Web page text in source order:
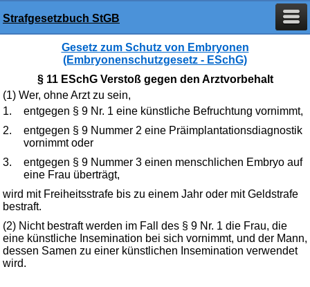
Strafgesetzbuch StGB
Gesetz zum Schutz von Embryonen
(Embryonenschutzgesetz - ESchG)
§ 11 ESchG Verstoß gegen den Arztvorbehalt
(1) Wer, ohne Arzt zu sein,
1.
entgegen § 9 Nr. 1 eine künstliche Befruchtung vornimmt,
2.
entgegen § 9 Nummer 2 eine Präimplantationsdiagnostik
vornimmt oder
3.
entgegen § 9 Nummer 3 einen menschlichen Embryo auf
eine Frau überträgt,
wird mit Freiheitsstrafe bis zu einem Jahr oder mit Geldstrafe
bestraft.
(2) Nicht bestraft werden im Fall des § 9 Nr. 1 die Frau, die
eine künstliche Insemination bei sich vornimmt, und der Mann,
dessen Samen zu einer künstlichen Insemination verwendet
wird.